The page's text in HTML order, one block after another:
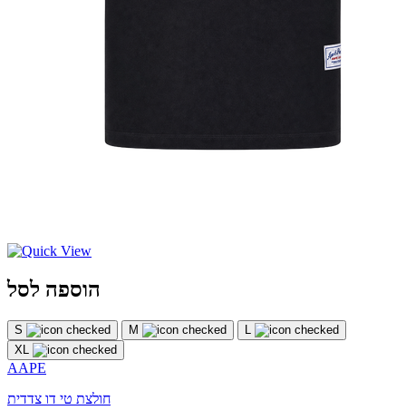
הוספה לסל
S M
XL
AAPE
חולצת טי דו צדדית